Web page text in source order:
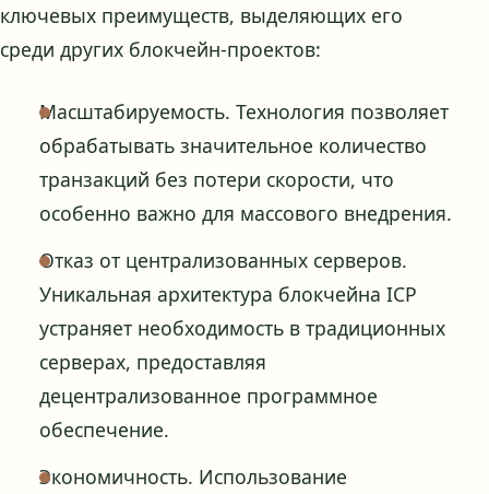
ключевых преимуществ, выделяющих его
среди других блокчейн-проектов:
Масштабируемость. Технология позволяет
обрабатывать значительное количество
транзакций без потери скорости, что
особенно важно для массового внедрения.
Отказ от централизованных серверов.
Уникальная архитектура блокчейна ICP
устраняет необходимость в традиционных
серверах, предоставляя
децентрализованное программное
обеспечение.
Экономичность. Использование